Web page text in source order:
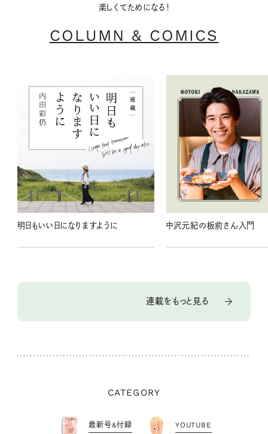
楽しくてためになる！
COLUMN & COMICS
明日もいい日になりますように 中沢元紀の板前さん入門
連載をもっと見る
CATEGORY
最新号&付録 YOUTUBE